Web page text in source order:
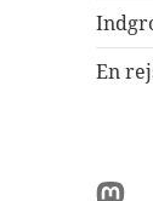
En